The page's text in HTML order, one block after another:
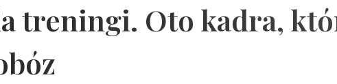
treningi. Oto kadra,